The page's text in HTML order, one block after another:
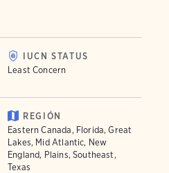
IUCN STATUS
Least Concern
REGIÓN
Eastern Canada, Florida, Great
Lakes, Mid Atlantic, New
England, Plains, Southeast,
Texas